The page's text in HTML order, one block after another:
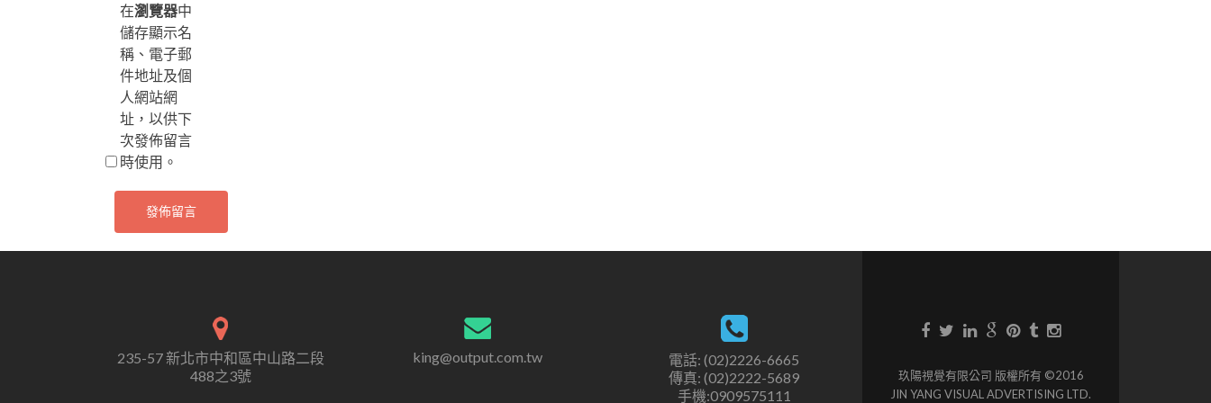
在瀏覽器中
儲存顯示名
稱、電子郵
件地址及個
人網站網
址，以供下
次發佈留言
時使用。
235-57 新北市中和區中山路二段
488之3號
king@output.com.tw
電話: (02)2226-6665
傳真: (02)2222-5689
手機:0909575111
玖陽視覺有限公司 版權所有 ©2016
JIN YANG VISUAL ADVERTISING LTD.